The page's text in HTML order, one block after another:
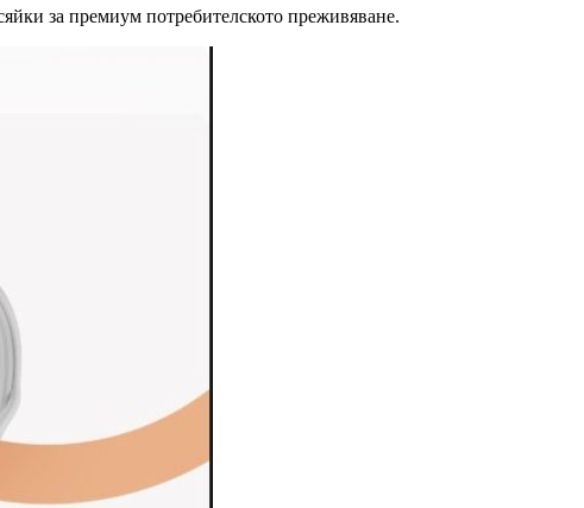
за премиум потребителското преживяване.